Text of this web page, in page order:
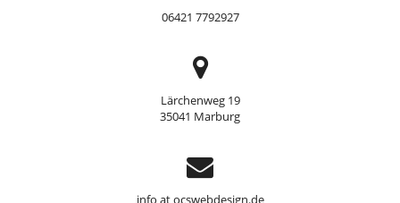
06421 7792927
Adresse
Lärchenweg 19
35041 Marburg
Support
info at ocswebdesign.de